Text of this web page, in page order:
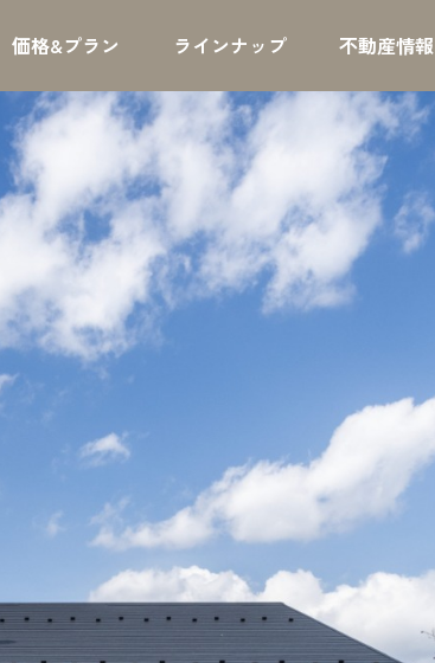
価格&プラン ラインナップ 不動産情報